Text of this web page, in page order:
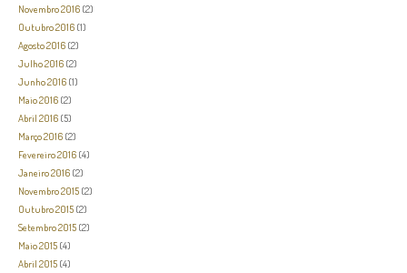
Novembro 2016 (2)
Outubro 2016 (1)
Agosto 2016 (2)
Julho 2016 (2)
Junho 2016 (1)
Maio 2016 (2)
Abril 2016 (5)
Março 2016 (2)
Fevereiro 2016 (4)
Janeiro 2016 (2)
Novembro 2015 (2)
Outubro 2015 (2)
Setembro 2015 (2)
Maio 2015 (4)
Abril 2015 (4)